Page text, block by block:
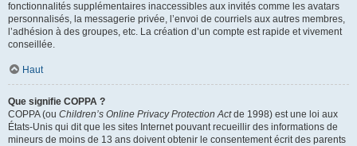
fonctionnalités supplémentaires inaccessibles aux invités comme les avatars
personnalisés, la messagerie privée, l’envoi de courriels aux autres membres,
l’adhésion à des groupes, etc. La création d’un compte est rapide et vivement
conseillée.
Haut
Que signifie COPPA ?
COPPA (ou Children’s Online Privacy Protection Actde 1998) est une loi aux
États-Unis qui dit que les sites Internet pouvant recueillir des informations de
mineurs de moins de 13 ans doivent obtenir le consentement écrit des parents